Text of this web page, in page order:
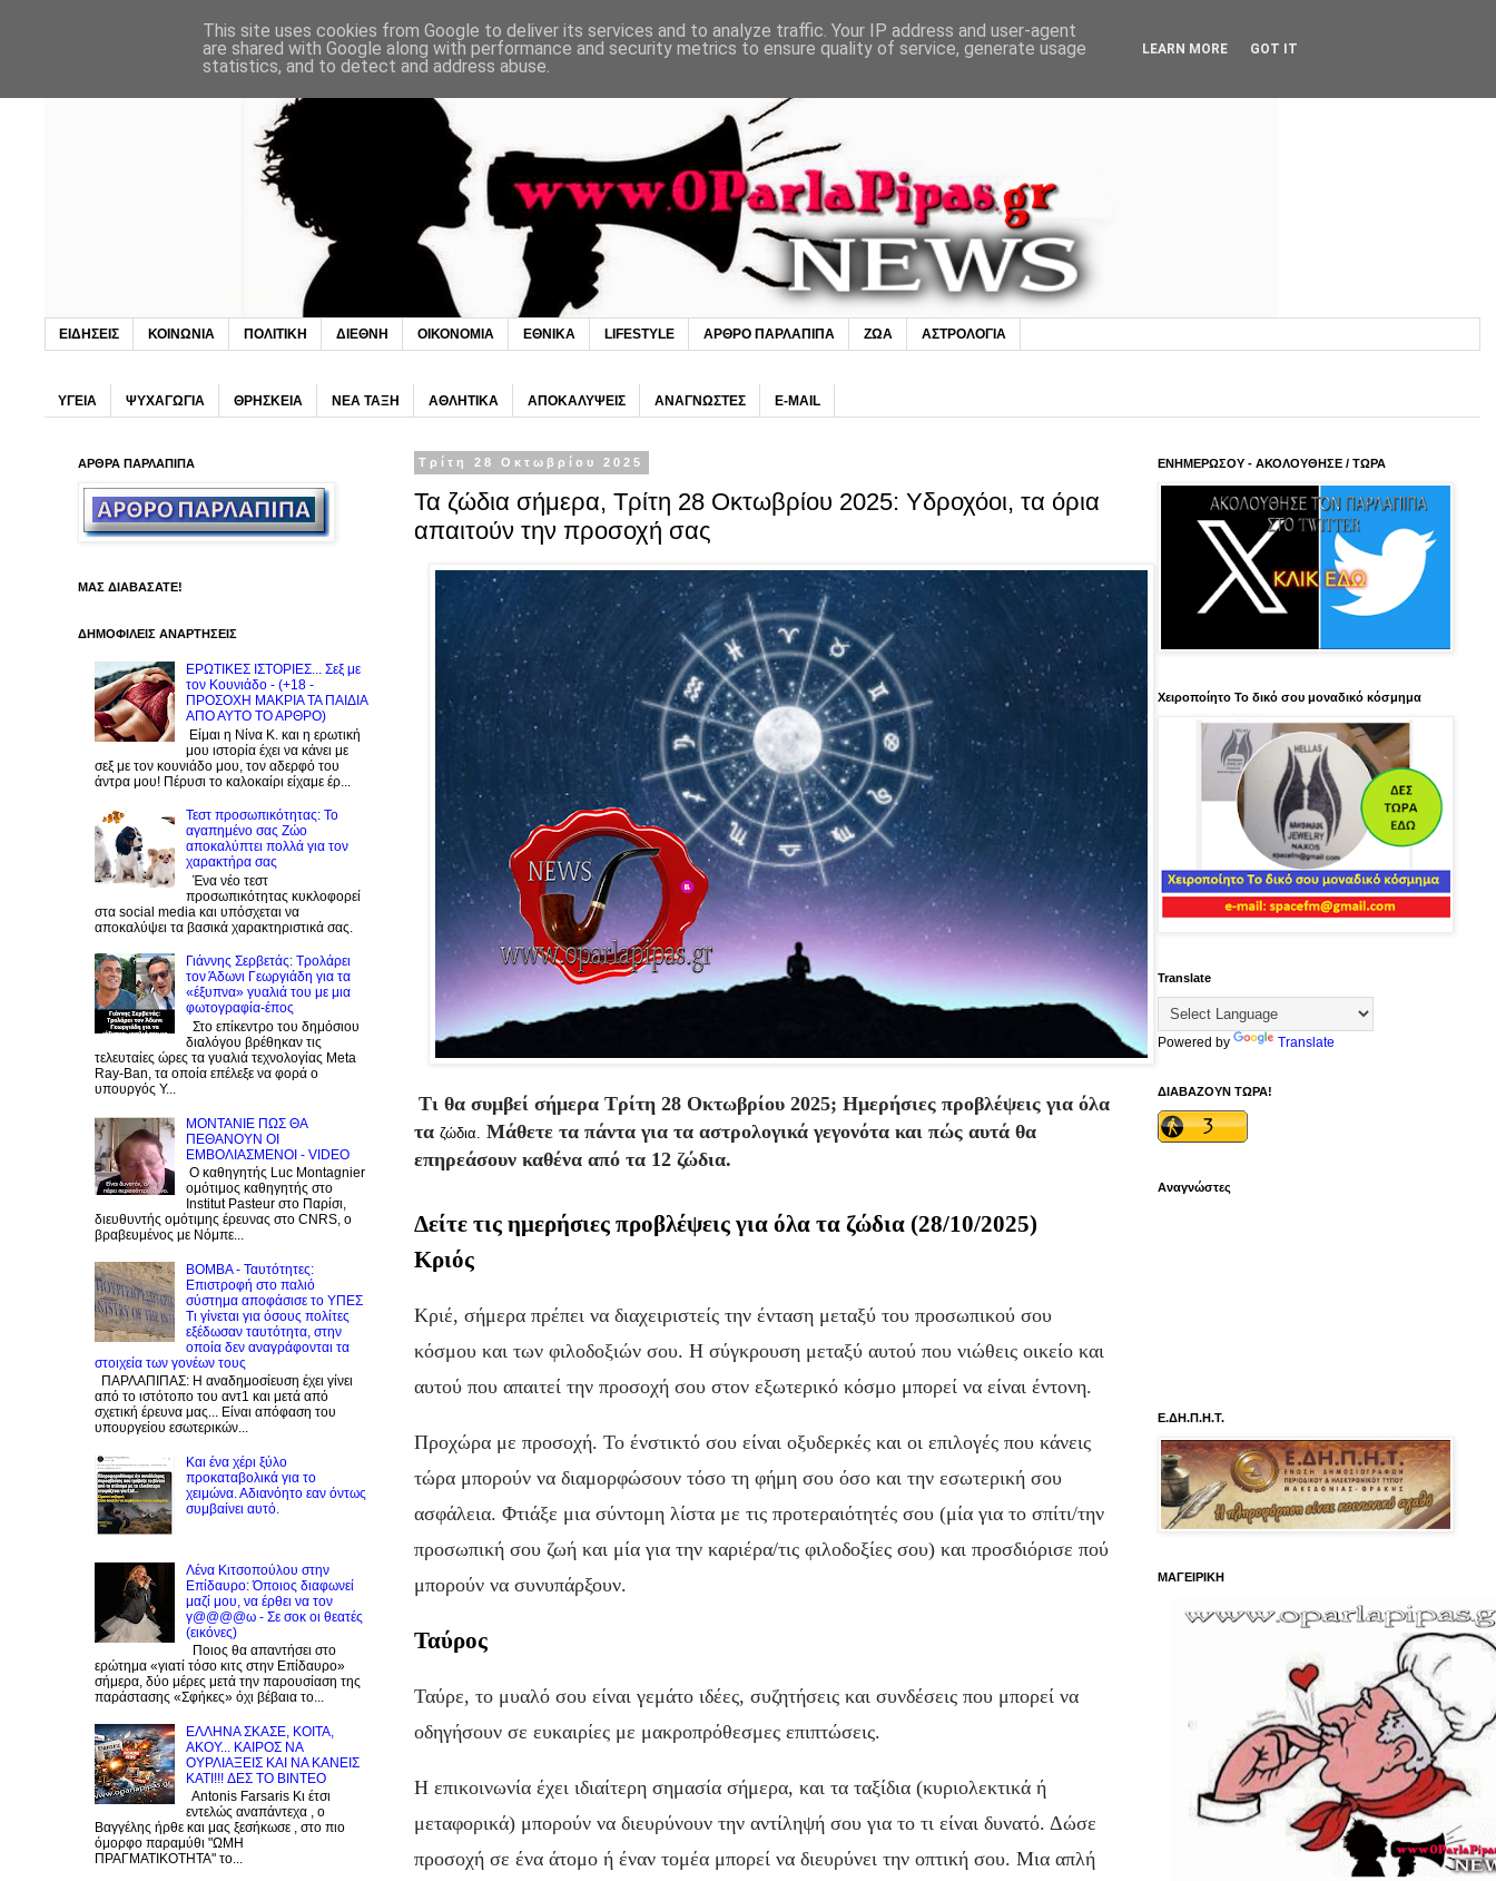
ΕΙΔΗΣΕΙΣ ΚΟΙΝΩΝΙΑ ΠΟΛΙΤΙΚΗ ΔΙΕΘΝΗ ΟΙΚΟΝΟΜΙΑ ΕΘΝΙΚΑ LIFESTYLE ΑΡΘΡΟ ΠΑΡΛΑΠΙΠΑ ΖΩΑ ΑΣΤΡΟΛΟΓΙΑ
ΥΓΕΙΑ ΨΥΧΑΓΩΓΙΑ ΘΡΗΣΚΕΙΑ ΝΕΑ ΤΑΞΗ ΑΘΛΗΤΙΚΑ ΑΠΟΚΑΛΥΨΕΙΣ ΑΝΑΓΝΩΣΤΕΣ E-MAIL
Τρίτη 28 Οκτωβρίου 2025
Τα ζώδια σήμερα, Τρίτη 28 Οκτωβρίου 2025: Υδροχόοι, τα όρια
απαιτούν την προσοχή σας
Τι θα συμβεί σήμερα Τρίτη 28 Οκτωβρίου 2025; Ημερήσιες προβλέψεις για όλα
τα ζώδια. Μάθετε τα πάντα για τα αστρολογικά γεγονότα και πώς αυτά θα
επηρεάσουν καθένα από τα 12 ζώδια.
Δείτε τις ημερήσιες προβλέψεις για όλα τα ζώδια (28/10/2025)
Κριός
Κριέ, σήμερα πρέπει να διαχειριστείς την ένταση μεταξύ του προσωπικού σου
κόσμου και των φιλοδοξιών σου. Η σύγκρουση μεταξύ αυτού που νιώθεις οικείο και
αυτού που απαιτεί την προσοχή σου στον εξωτερικό κόσμο μπορεί να είναι έντονη.
Προχώρα με προσοχή. Το ένστικτό σου είναι οξυδερκές και οι επιλογές που κάνεις
τώρα μπορούν να διαμορφώσουν τόσο τη φήμη σου όσο και την εσωτερική σου
ασφάλεια. Φτιάξε μια σύντομη λίστα με τις προτεραιότητές σου (μία για το σπίτι/την
προσωπική σου ζωή και μία για την καριέρα/τις φιλοδοξίες σου) και προσδιόρισε πού
μπορούν να συνυπάρξουν.
Ταύρος
Ταύρε, το μυαλό σου είναι γεμάτο ιδέες, συζητήσεις και συνδέσεις που μπορεί να
οδηγήσουν σε ευκαιρίες με μακροπρόθεσμες επιπτώσεις.
Η επικοινωνία έχει ιδιαίτερη σημασία σήμερα, και τα ταξίδια (κυριολεκτικά ή
μεταφορικά) μπορούν να διευρύνουν την αντίληψή σου για το τι είναι δυνατό. Δώσε
προσοχή σε ένα άτομο ή έναν τομέα μπορεί να διευρύνει την οπτική σου. Μια απλή
ΑΡΘΡΑ ΠΑΡΛΑΠΙΠΑ
ΜΑΣ ΔΙΑΒΑΣΑΤΕ!
ΔΗΜΟΦΙΛΕΙΣ ΑΝΑΡΤΗΣΕΙΣ
ΕΡΩΤΙΚΕΣ ΙΣΤΟΡΙΕΣ... Σεξ με
τον Kουνιάδο - (+18 -
ΠΡΟΣΟΧΗ ΜΑΚΡΙΑ ΤΑ ΠΑΙΔΙΑ
ΑΠΟ ΑΥΤΟ ΤΟ ΑΡΘΡΟ)
Είμαι η Νίνα Κ. και η ερωτική
μου ιστορία έχει να κάνει με
σεξ με τον κουνιάδο μου, τον αδερφό του
άντρα μου! Πέρυσι το καλοκαίρι είχαμε έρ...
Τεστ προσωπικότητας: Το
αγαπημένο σας Zώο
αποκαλύπτει πολλά για τον
χαρακτήρα σας
Ένα νέο τεστ
προσωπικότητας κυκλοφορεί
στα social media και υπόσχεται να
αποκαλύψει τα βασικά χαρακτηριστικά σας.
Γιάννης Σερβετάς: Τρολάρει
τον Άδωνι Γεωργιάδη για τα
«έξυπνα» γυαλιά του με μια
φωτογραφία-έπος
Στο επίκεντρο του δημόσιου
διαλόγου βρέθηκαν τις
τελευταίες ώρες τα γυαλιά τεχνολογίας Meta
Ray-Ban, τα οποία επέλεξε να φορά ο
υπουργός Υ...
ΜΟΝΤΑΝΙΕ ΠΩΣ ΘΑ
ΠΕΘΑΝΟΥΝ ΟΙ
ΕΜΒΟΛΙΑΣΜΕΝΟΙ - VIDEO
Ο καθηγητής Luc Montagnier
ομότιμος καθηγητής στο
Institut Pasteur στο Παρίσι,
διευθυντής ομότιμης έρευνας στο CNRS, o
βραβευμένος με Νόμπε...
BOMBA - Ταυτότητες:
Eπιστροφή στο παλιό
σύστημα αποφάσισε το ΥΠΕΣ
Τι γίνεται για όσους πολίτες
εξέδωσαν ταυτότητα, στην
οποία δεν αναγράφονται τα
στοιχεία των γονέων τους
ΠΑΡΛΑΠΙΠΑΣ: Η αναδημοσίευση έχει γίνει
από το ιστότοπο του αντ1 και μετά από
σχετική έρευνα μας... Είναι απόφαση του
υπουργείου εσωτερικών...
Και ένα χέρι ξύλο
προκαταβολικά για το
χειμώνα. Αδιανόητο εαν όντως
συμβαίνει αυτό.
Λένα Κιτσοπούλου στην
Επίδαυρο: Όποιος διαφωνεί
μαζί μου, να έρθει να τον
γ@@@@ω - Σε σοκ οι θεατές
(εικόνες)
Ποιος θα απαντήσει στο
ερώτημα «γιατί τόσο κιτς στην Επίδαυρο»
σήμερα, δύο μέρες μετά την παρουσίαση της
παράστασης «Σφήκες» όχι βέβαια το...
EΛΛΗΝΑ ΣΚΑΣΕ, ΚΟΙΤΑ,
ΑΚΟΥ... ΚΑΙΡΟΣ ΝΑ
ΟΥΡΛIAΞΕΙΣ ΚΑΙ ΝΑ ΚΑΝΕΙΣ
KATI!!! ΔΕΣ TO BINTEO
Antonis Farsaris Κι έτσι
εντελώς αναπάντεχα , ο
Βαγγέλης ήρθε και μας ξεσήκωσε , στο πιο
όμορφο παραμύθι "ΩΜΗ
ΠΡΑΓΜΑΤΙΚΟΤΗΤΑ" το...
ΕΝΗΜΕΡΩΣΟΥ - ΑΚΟΛΟΥΘΗΣΕ / ΤΩΡΑ
Χειροποίητο Το δικό σου μοναδικό κόσμημα
Translate
Powered by Translate
ΔΙΑΒΑΖΟΥΝ ΤΩΡΑ!
Αναγνώστες
Ε.ΔΗ.Π.Η.Τ.
ΜΑΓΕΙΡΙΚΗ
This site uses cookies from Google to deliver its services and to analyze traffic. Your IP address and user-agent
are shared with Google along with performance and security metrics to ensure quality of service, generate usage
statistics, and to detect and address abuse.
LEARN MORE GOT IT